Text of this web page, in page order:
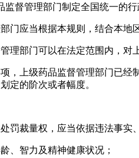
督管理部门制定全国统一的
门应当根据本规则，结合本地
理部门可以在法定范围内，对
，上级药品监督管理部门已
定的阶次或者幅度。
罚裁量权，应当依据违法事实
、智力及精神健康状况；